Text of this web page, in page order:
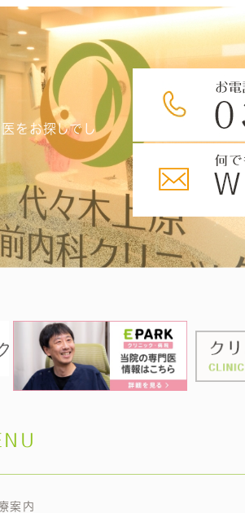
をお探しでし
案内